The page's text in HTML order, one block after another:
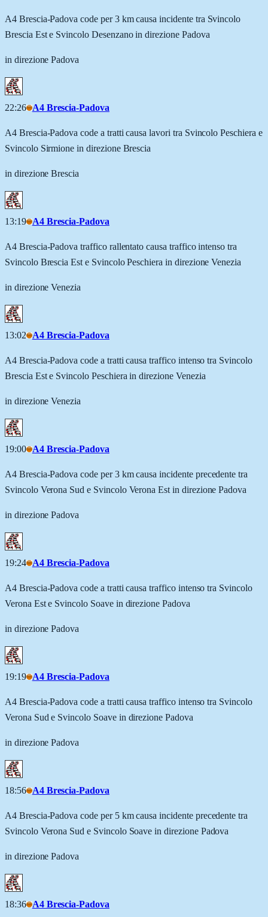
A4 Brescia-Padova code per 3 km causa incidente tra Svincolo
Brescia Est e Svincolo Desenzano in direzione Padova
in direzione Padova
22:26 A4 Brescia-Padova
A4 Brescia-Padova code a tratti causa lavori tra Svincolo Peschiera e
Svincolo Sirmione in direzione Brescia
in direzione Brescia
13:19 A4 Brescia-Padova
A4 Brescia-Padova traffico rallentato causa traffico intenso tra
Svincolo Brescia Est e Svincolo Peschiera in direzione Venezia
in direzione Venezia
13:02 A4 Brescia-Padova
A4 Brescia-Padova code a tratti causa traffico intenso tra Svincolo
Brescia Est e Svincolo Peschiera in direzione Venezia
in direzione Venezia
19:00 A4 Brescia-Padova
A4 Brescia-Padova code per 3 km causa incidente precedente tra
Svincolo Verona Sud e Svincolo Verona Est in direzione Padova
in direzione Padova
19:24 A4 Brescia-Padova
A4 Brescia-Padova code a tratti causa traffico intenso tra Svincolo
Verona Est e Svincolo Soave in direzione Padova
in direzione Padova
19:19 A4 Brescia-Padova
A4 Brescia-Padova code a tratti causa traffico intenso tra Svincolo
Verona Sud e Svincolo Soave in direzione Padova
in direzione Padova
18:56 A4 Brescia-Padova
A4 Brescia-Padova code per 5 km causa incidente precedente tra
Svincolo Verona Sud e Svincolo Soave in direzione Padova
in direzione Padova
18:36 A4 Brescia-Padova